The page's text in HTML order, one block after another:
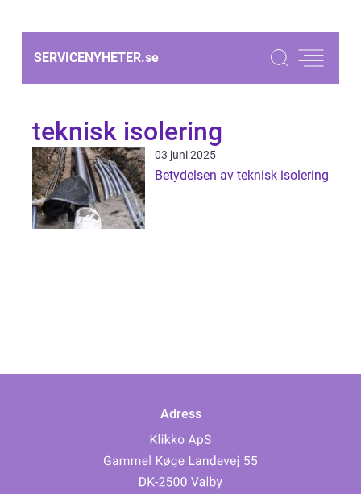
SERVICENYHETER.se
teknisk isolering
03 juni 2025
Betydelsen av teknisk isolering
Adress